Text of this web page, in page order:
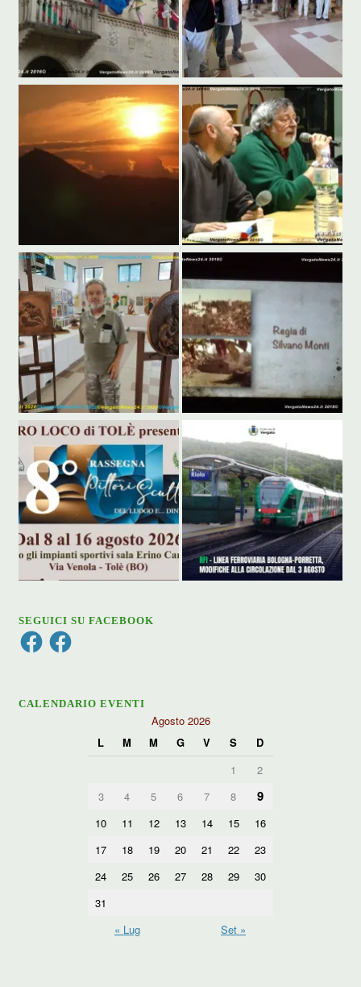
SEGUICI SU FACEBOOK
FacebookFacebook
CALENDARIO EVENTI
Agosto 2026
L
M M G V S
D
1
2
3
4 5 6 7 8 9
10 11 12 13 14 15
16
17
18 19 20 21 22
23
24
25 26 27 28 29
30
31
« Lug
Set »